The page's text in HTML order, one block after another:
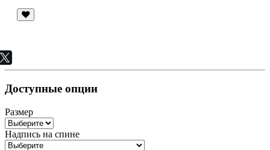
Доступные опции
Размер
Надпись на спине